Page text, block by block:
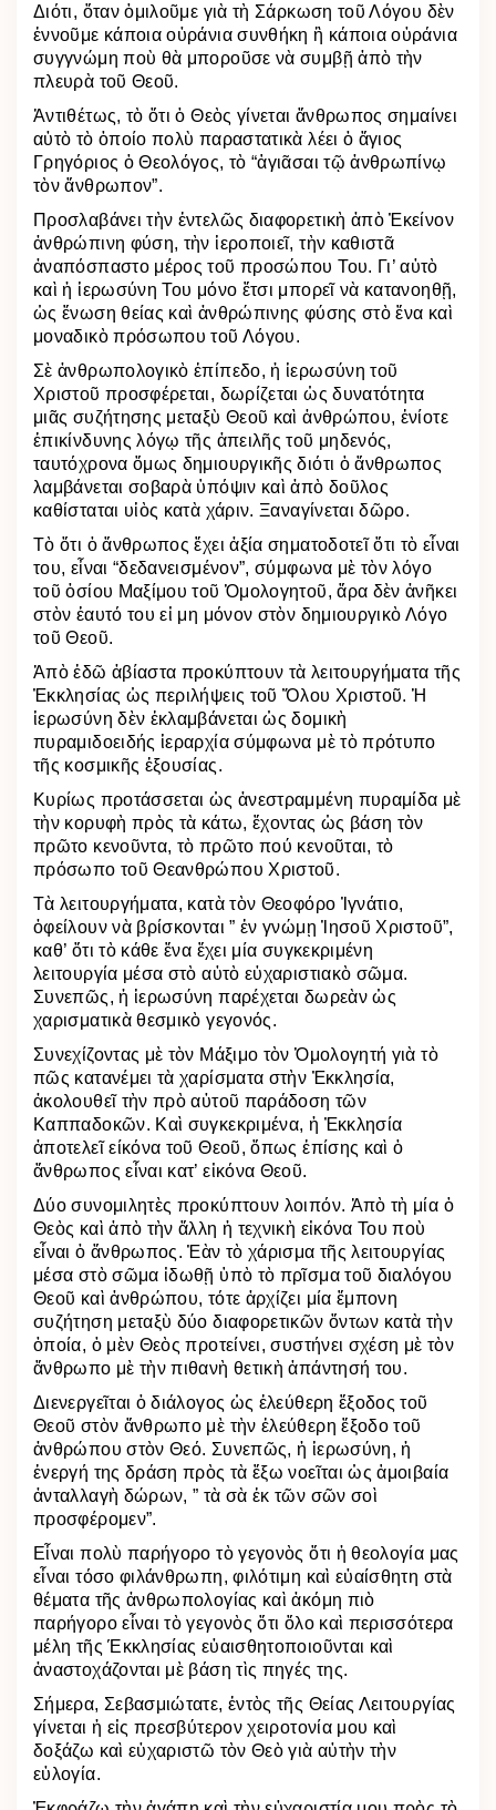
Διότι, ὅταν ὁμιλοῦμε γιὰ τὴ Σάρκωση τοῦ Λόγου δὲν
ἐννοῦμε κάποια οὐράνια συνθήκη ἢ κάποια οὐράνια
συγγνώμη ποὺ θὰ μποροῦσε νὰ συμβῇ ἀπὸ τὴν
πλευρὰ τοῦ Θεοῦ.
Ἀντιθέτως, τὸ ὅτι ὁ Θεὸς γίνεται ἄνθρωπος σημαίνει
αὐτὸ τὸ ὁποίο πολὺ παραστατικὰ λέει ὁ ἅγιος
Γρηγόριος ὁ Θεολόγος, τὸ “ἁγιᾶσαι τῷ ἀνθρωπίνῳ
τὸν ἄνθρωπον”.
Προσλαβάνει τὴν ἐντελῶς διαφορετικὴ ἀπὸ Ἐκείνον
ἀνθρώπινη φύση, τὴν ἱεροποιεῖ, τὴν καθιστᾶ
ἀναπόσπαστο μέρος τοῦ προσώπου Του. Γι’ αὐτὸ
καὶ ἡ ἱερωσύνη Του μόνο ἔτσι μπορεῖ νὰ κατανοηθῇ,
ὡς ἕνωση θείας καὶ ἀνθρώπινης φύσης στὸ ἕνα καὶ
μοναδικὸ πρόσωπου τοῦ Λόγου.
Σὲ ἀνθρωπολογικὸ ἐπίπεδο, ἡ ἱερωσύνη τοῦ
Χριστοῦ προσφέρεται, δωρίζεται ὡς δυνατότητα
μιᾶς συζήτησης μεταξὺ Θεοῦ καὶ ἀνθρώπου, ἐνίοτε
ἐπικίνδυνης λόγῳ τῆς ἀπειλῆς τοῦ μηδενός,
ταυτόχρονα ὅμως δημιουργικῆς διότι ὁ ἄνθρωπος
λαμβάνεται σοβαρὰ ὑπόψιν καὶ ἀπὸ δοῦλος
καθίσταται υἱὸς κατὰ χάριν. Ξαναγίνεται δῶρο.
Τὸ ὅτι ὁ ἄνθρωπος ἔχει ἀξία σηματοδοτεῖ ὅτι τὸ εἶναι
του, εἶναι “δεδανεισμένον”, σύμφωνα μὲ τὸν λόγο
τοῦ ὁσίου Μαξίμου τοῦ Ὁμολογητοῦ, ἄρα δὲν ἀνῆκει
στὸν ἑαυτό του εἰ μη μόνον στὸν δημιουργικὸ Λόγο
τοῦ Θεοῦ.
Ἀπὸ ἐδῶ ἀβίαστα προκύπτουν τὰ λειτουργήματα τῆς
Ἐκκλησίας ὡς περιλήψεις τοῦ Ὅλου Χριστοῦ. Ἡ
ἱερωσύνη δὲν ἐκλαμβάνεται ὡς δομικὴ
πυραμιδοειδής ἱεραρχία σύμφωνα μὲ τὸ πρότυπο
τῆς κοσμικῆς ἐξουσίας.
Κυρίως προτάσσεται ὡς ἀνεστραμμένη πυραμίδα μὲ
τὴν κορυφὴ πρὸς τὰ κάτω, ἔχοντας ὡς βάση τὸν
πρῶτο κενοῦντα, τὸ πρῶτο πού κενοῦται, τὸ
πρόσωπο τοῦ Θεανθρώπου Χριστοῦ.
Τὰ λειτουργήματα, κατὰ τὸν Θεοφόρο Ἰγνάτιο,
ὀφείλουν νὰ βρίσκονται ” ἐν γνώμῃ Ἰησοῦ Χριστοῦ”,
καθ’ ὅτι τὸ κάθε ἕνα ἔχει μία συγκεκριμένη
λειτουργία μέσα στὸ αὐτὸ εὐχαριστιακὸ σῶμα.
Συνεπῶς, ἡ ἱερωσύνη παρέχεται δωρεὰν ὡς
χαρισματικὰ θεσμικὸ γεγονός.
Συνεχίζοντας μὲ τὸν Μάξιμο τὸν Ὁμολογητή γιὰ τὸ
πῶς κατανέμει τὰ χαρίσματα στὴν Ἐκκλησία,
ἀκολουθεῖ τὴν πρὸ αὐτοῦ παράδοση τῶν
Καππαδοκῶν. Καὶ συγκεκριμένα, ἡ Ἐκκλησία
ἀποτελεῖ είκόνα τοῦ Θεοῦ, ὅπως ἐπίσης καὶ ὁ
ἄνθρωπος εἶναι κατ’ εἰκόνα Θεοῦ.
Δύο συνομιλητὲς προκύπτουν λοιπόν. Ἀπὸ τὴ μία ὁ
Θεὸς καὶ ἀπὸ τὴν ἄλλη ἡ τεχνικὴ εἰκόνα Του ποὺ
εἶναι ὁ ἄνθρωπος. Ἐὰν τὸ χάρισμα τῆς λειτουργίας
μέσα στὸ σῶμα ἰδωθῇ ὑπὸ τὸ πρῖσμα τοῦ διαλόγου
Θεοῦ καὶ ἀνθρώπου, τότε ἀρχίζει μία ἔμπονη
συζήτηση μεταξὺ δύο διαφορετικῶν ὄντων κατὰ τὴν
ὁποία, ὁ μὲν Θεὸς προτείνει, συστήνει σχέση μὲ τὸν
ἄνθρωπο μὲ τὴν πιθανὴ θετικὴ ἀπάντησή του.
Διενεργεῖται ὁ διάλογος ὡς ἐλεύθερη ἔξοδος τοῦ
Θεοῦ στὸν ἄνθρωπο μὲ τὴν ἐλεύθερη ἔξοδο τοῦ
ἀνθρώπου στὸν Θεό. Συνεπῶς, ἡ ἱερωσύνη, ἡ
ἐνεργή της δράση πρὸς τὰ ἔξω νοεῖται ὡς ἁμοιβαία
ἀνταλλαγὴ δώρων, ” τὰ σὰ ἐκ τῶν σῶν σοὶ
προσφέρομεν”.
Εἶναι πολὺ παρήγορο τὸ γεγονὸς ὅτι ἡ θεολογία μας
εἶναι τόσο φιλάνθρωπη, φιλότιμη καὶ εὐαίσθητη στὰ
θέματα τῆς ἀνθρωπολογίας καὶ ἀκόμη πιὸ
παρήγορο εἶναι τὸ γεγονὸς ὅτι ὅλο καὶ περισσότερα
μέλη τῆς Έκκλησίας εὐαισθητοποιοῦνται καὶ
ἀναστοχάζονται μὲ βάση τὶς πηγές της.
Σήμερα, Σεβασμιώτατε, ἐντὸς τῆς Θείας Λειτουργίας
γίνεται ἡ εἰς πρεσβύτερον χειροτονία μου καὶ
δοξάζω καὶ εὐχαριστῶ τὸν Θεὸ γιὰ αὐτὴν τὴν
εὐλογία.